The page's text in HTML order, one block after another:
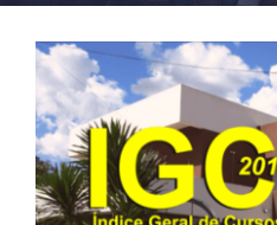
View
Larger
Image